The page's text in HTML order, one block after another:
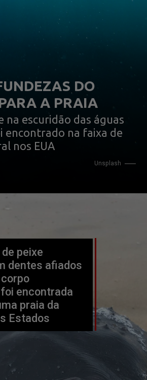
Unsplash
DO
A PRAIA
na escuridão das águas
encontrado na faixa de
nos EUA
peixe
dentes afiados
encontrada
praia da
Estados